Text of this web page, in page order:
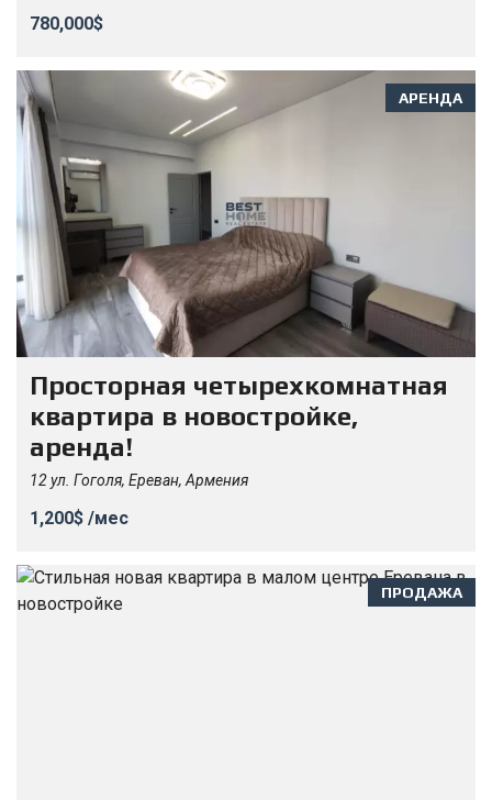
780,000$
АРЕНДА
Просторная четырехкомнатная
квартира в новостройке,
аренда!
12 ул. Гоголя, Ереван, Армения
1,200$ /мес
ПРОДАЖА